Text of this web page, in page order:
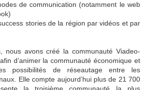
de communication (notamment le web
stories de la région par vidéos et par
nous avons créé la communauté Viadeo-
d’animer la communauté économique et
possibilités de réseautage entre les
Elle compte aujourd’hui plus de 21 700